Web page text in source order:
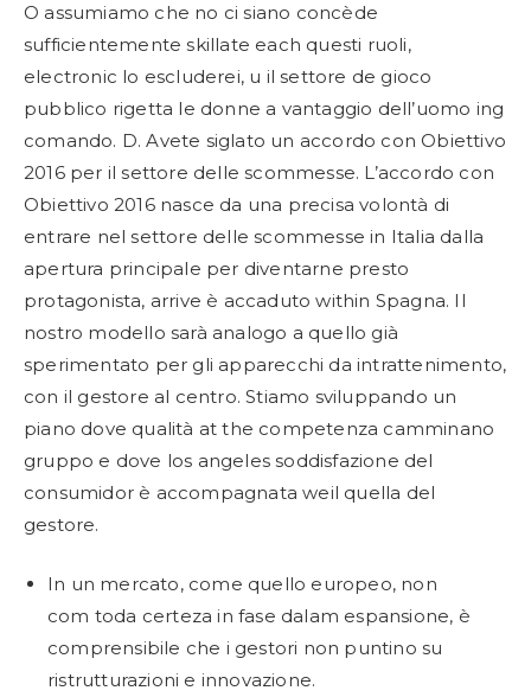
O assumiamo che no ci siano concède
sufficientemente skillate each questi ruoli,
electronic lo escluderei, u il settore de gioco
pubblico rigetta le donne a vantaggio dell’uomo ing
comando. D. Avete siglato un accordo con Obiettivo
2016 per il settore delle scommesse. L’accordo con
Obiettivo 2016 nasce da una precisa volontà di
entrare nel settore delle scommesse in Italia dalla
apertura principale per diventarne presto
protagonista, arrive è accaduto within Spagna. Il
nostro modello sarà analogo a quello già
sperimentato per gli apparecchi da intrattenimento,
con il gestore al centro. Stiamo sviluppando un
piano dove qualità at the competenza camminano
gruppo e dove los angeles soddisfazione del
consumidor è accompagnata weil quella del
gestore.
In un mercato, come quello europeo, non
com toda certeza in fase dalam espansione, è
comprensibile che i gestori non puntino su
ristrutturazioni e innovazione.